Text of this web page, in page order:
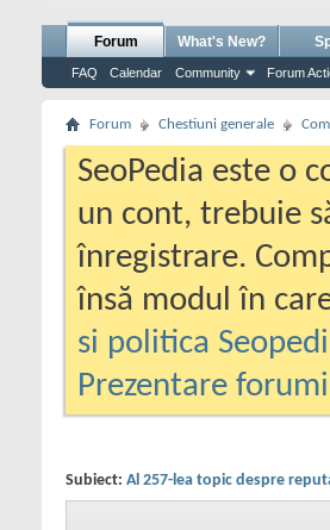
Forum
FAQ Calendar Community Forum
What's New?
Forum Chestiuni generale
SeoPedia este o
un cont, trebuie
înregistrare.
însă modul în
si politica
Prezentare
Subiect: Al 257-lea topic despre